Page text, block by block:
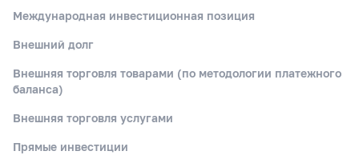
Международная инвестиционная позиция
Внешний долг
Внешняя торговля товарами (по методологии платежного
баланса)
Внешняя торговля услугами
Прямые инвестиции